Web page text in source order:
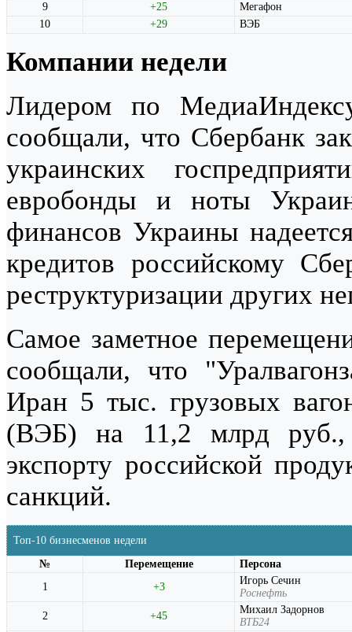
9
+25
Мегафон
10
+29 ВЭБ
Компании недели
Лидером по
сообщали, что Сбербанк
украинских
евробонды и ноты
финансов Украины
кредитов российскому
реструктуризации других
Самое заметное
сообщали, что
Иран 5 тыс. грузовых
(ВЭБ) на 11,2 млрд руб.,
экспорту российской
санкций.
Топ-10 бизнесменов недели
№
Перемещение
Персона
1
+3
Игорь Сечин
Роснефть
2
+45
Михаил Задорнов
ВТБ24